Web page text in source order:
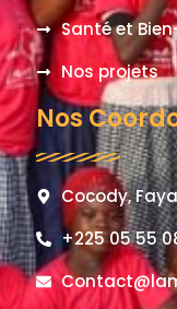
Santé et
Nos projets
Nos
Cocody,
+225 05 55